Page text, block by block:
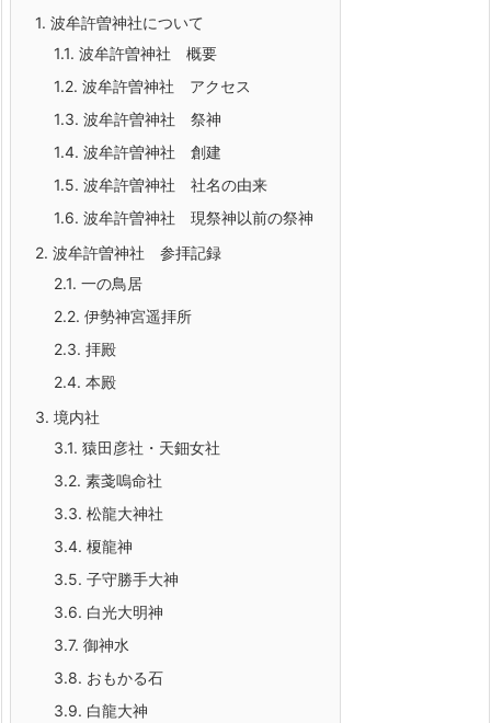
1. 波牟許曽神社について
1.1. 波牟許曽神社 概要
1.2. 波牟許曽神社 アクセス
1.3. 波牟許曽神社 祭神
1.4. 波牟許曽神社 創建
1.5. 波牟許曽神社 社名の由来
1.6. 波牟許曽神社 現祭神以前の祭神
2. 波牟許曽神社 参拝記録
2.1. 一の鳥居
2.2. 伊勢神宮遥拝所
2.3. 拝殿
2.4. 本殿
3. 境内社
3.1. 猿田彦社・天鈿女社
3.2. 素戔嗚命社
3.3. 松龍大神社
3.4. 榎龍神
3.5. 子守勝手大神
3.6. 白光大明神
3.7. 御神水
3.8. おもかる石
3.9. 白龍大神